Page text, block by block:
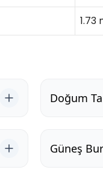
1.73
Doğum
Güneş